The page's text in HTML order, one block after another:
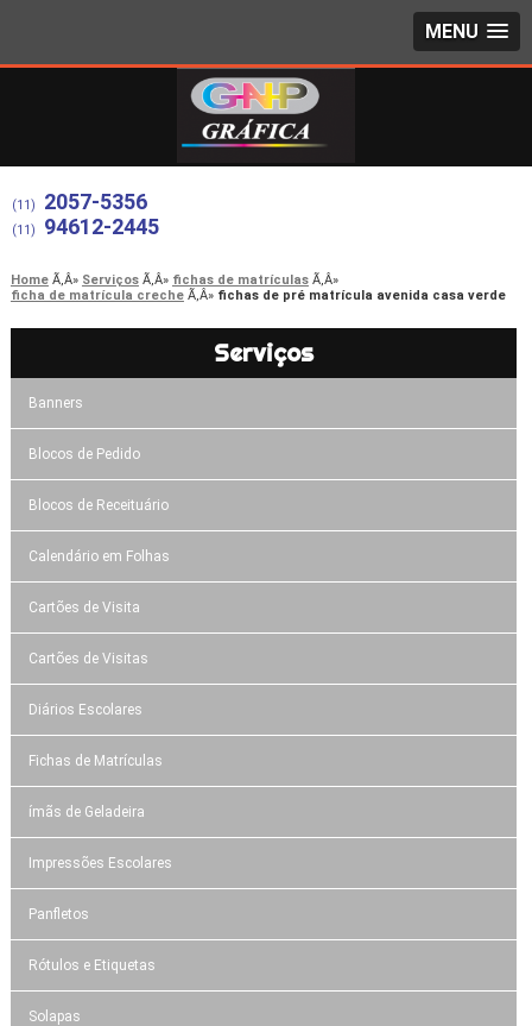
MENU
(11) 2057-5356
(11) 94612-2445
Home Serviços
fichas de matrículas
ficha de matrícula creche
fichas de pré matrícula avenida casa verde
Serviços
Banners
Blocos de Pedido
Blocos de Receituário
Calendário em Folhas
Cartões de Visita
Cartões de Visitas
Diários Escolares
Fichas de Matrículas
ímãs de Geladeira
Impressões Escolares
Panfletos
Rótulos e Etiquetas
Solapas